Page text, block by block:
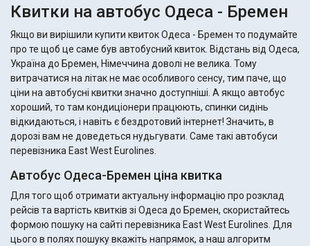
Квитки на автобус Одеса - Бремен
Якщо ви вирішили купити квиток Одеса - Бремен то подумайте
про те щоб це саме був автобусний квиток. Відстань від Одеса,
Україна до Бремен, Німеччина доволі не велика. Тому
витрачатися на літак не має особливого сенсу, тим паче, що
ціни на автобусні квитки значно доступніші. А якщо автобус
хороший, то там кондиціонери працюють, спинки сидінь
відкидаються, і навіть є бездротовий інтернет! Значить, в
дорозі вам не доведеться нудьгувати. Саме такі автобуси
перевізника East West Eurolines.
Автобус Одеса-Бремен ціна квитка
Для того щоб отримати актуальну інформацію про розклад
рейсів та вартість квитків зі Одеса до Бремен, скористайтесь
формою пошуку на сайті перевізника East West Eurolines. Для
цього в полях пошуку вкажіть напрямок, а наш алгоритм